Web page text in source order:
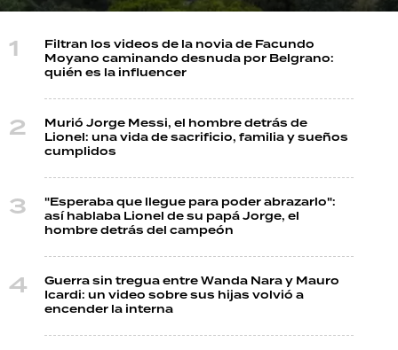
Filtran los videos de la novia de Facundo
Moyano caminando desnuda por Belgrano:
quién es la influencer
Murió Jorge Messi, el hombre detrás de
Lionel: una vida de sacrificio, familia y sueños
cumplidos
"Esperaba que llegue para poder abrazarlo":
así hablaba Lionel de su papá Jorge, el
hombre detrás del campeón
Guerra sin tregua entre Wanda Nara y Mauro
Icardi: un video sobre sus hijas volvió a
encender la interna
Seguinos